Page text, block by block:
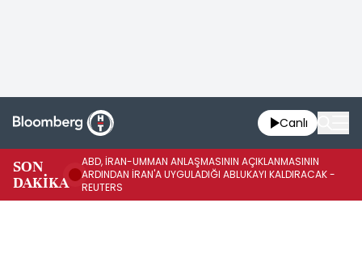
Canlı
SON
DAKİKA
ABD, İRAN-UMMAN ANLAŞMASININ AÇIKLANMASININ
ARDINDAN İRAN'A UYGULADIĞI ABLUKAYI KALDIRACAK -
REUTERS